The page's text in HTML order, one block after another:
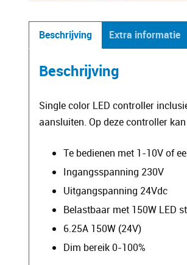
Beschrijving Extra informatie
Beschrijving
Single color LED controller
aansluiten. Op deze controller
Te bedienen met 1-10V of
Ingangsspanning 230V
Uitgangspanning 24Vdc
Belastbaar met 150W LED
6.25A 150W (24V)
Dim bereik 0-100%